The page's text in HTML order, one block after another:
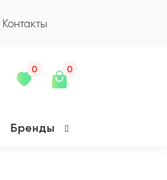
Контакты
0 0
Бренды